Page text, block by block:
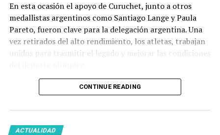
En esta ocasión el apoyo de Curuchet, junto a otros
medallistas argentinos como Santiago Lange y Paula
Pareto, fueron clave para la delegación argentina. Una
vez retirados del alto rendimiento, los atletas, trabajan
unidos para trasmitir el legado y mejorar las condiciones
CONTINUE READING
ACTUALIDAD